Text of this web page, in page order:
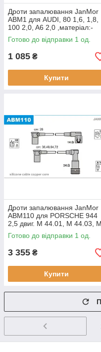
Дроти запалювання JanMor
ABM1 для AUDI, 80 1,6, 1,8,
100 2,0, A6 2,0 ,матеріал:-
Silikon + мідний сердечник
Готово до відправки 1 од.
1 085 ₴
Купити
Дроти запалювання JanMor
ABM110 для PORSCHE 944
2,5 двиг. M 44.01, M 44.03, M
44.05, M 44.06, M 44.02, M
44.04, M 44.07, M 44.08,
Готово до відправки 1 од.
3 355 ₴
Купити